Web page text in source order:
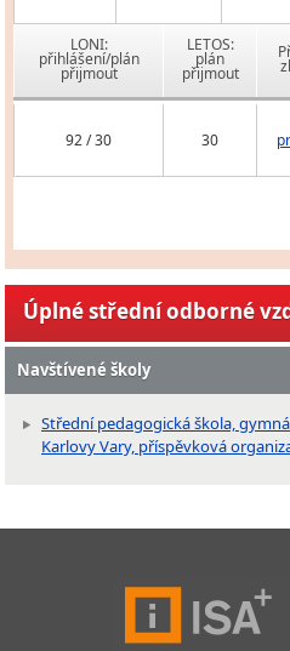
LONI:
přihlášení/plán
přijmout
LETOS:
plán
přijmout
92 / 30 30
Úplné střední odborné
Navštívené školy
Střední pedagogická škola,
Karlovy Vary, příspěvková